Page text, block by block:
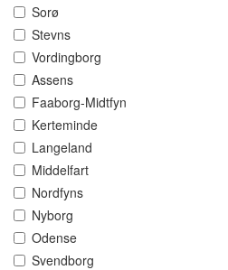
Sorø
Stevns
Vordingborg
Assens
Faaborg-Midtfyn
Kerteminde
Langeland
Middelfart
Nordfyns
Nyborg
Odense
Svendborg